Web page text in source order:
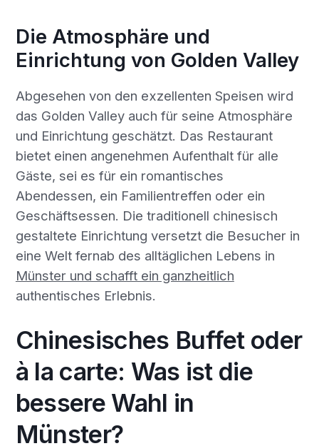
Die Atmosphäre und
Einrichtung von Golden Valley
Abgesehen von den exzellenten Speisen wird
das Golden Valley auch für seine Atmosphäre
und Einrichtung geschätzt. Das Restaurant
bietet einen angenehmen Aufenthalt für alle
Gäste, sei es für ein romantisches
Abendessen, ein Familientreffen oder ein
Geschäftsessen. Die traditionell chinesisch
gestaltete Einrichtung versetzt die Besucher in
eine Welt fernab des alltäglichen Lebens in
Münster und schafft ein ganzheitlich
authentisches Erlebnis.
Chinesisches Buffet oder
à la carte: Was ist die
bessere Wahl in
Münster?